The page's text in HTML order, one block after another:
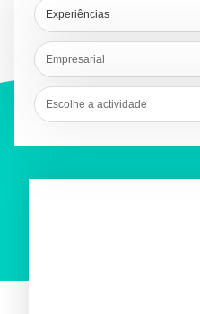
Experiências
Empresarial
Escolhe a actividade